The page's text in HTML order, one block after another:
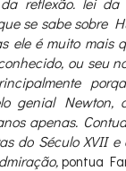
se sabe sobre
ele é muito mais
ou seu
genial Newton,
apenas.
do Século XVII
pontua